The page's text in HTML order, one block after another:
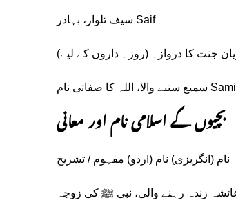
Saif سیف تلوار، بہادر
Sami سمیع سننے والا، اللہ کا صفاتی نام
بچیوں کے اسلامی نام اور معانی
نام (انگریزی) نام (اردو) مفہوم / تشریح